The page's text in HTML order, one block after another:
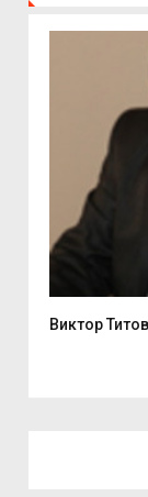
Виктор